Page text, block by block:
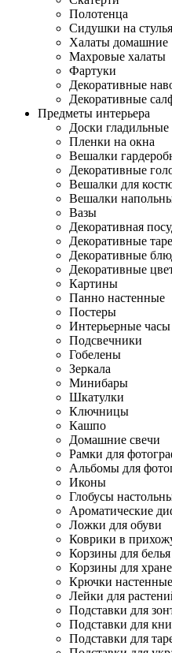
Полотенца
Сидушки на стулья
Халаты домашние
Махровые халаты
Фартуки
Декоративные
Декоративные
Предметы интерьера
Доски гладильные
Пленки на окна
Вешалки
Декоративные
Вешалки для
Вешалки
Вазы
Декоративная
Декоративные
Декоративные
Декоративные
Картины
Панно настенные
Постеры
Интерьерные часы
Подсвечники
Гобелены
Зеркала
Минибары
Шкатулки
Ключницы
Кашпо
Домашние свечи
Рамки для
Альбомы для
Иконы
Глобусы
Ароматические
Ложки для обуви
Коврики в
Корзины для белья
Корзины для
Крючки настенные
Лейки для
Подставки для
Подставки для
Подставки для